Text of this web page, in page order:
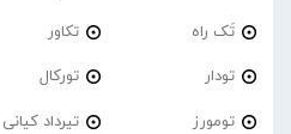
تَک راه تکاور
تودار تورکال
تومورز تیرداد کیانی